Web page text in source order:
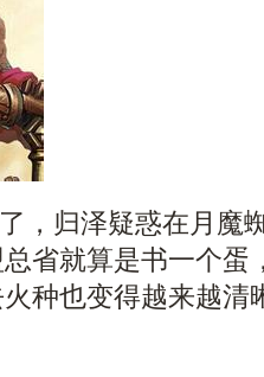
，归泽疑惑在月魔
省就算是书一个蛋
种也变得越来越清